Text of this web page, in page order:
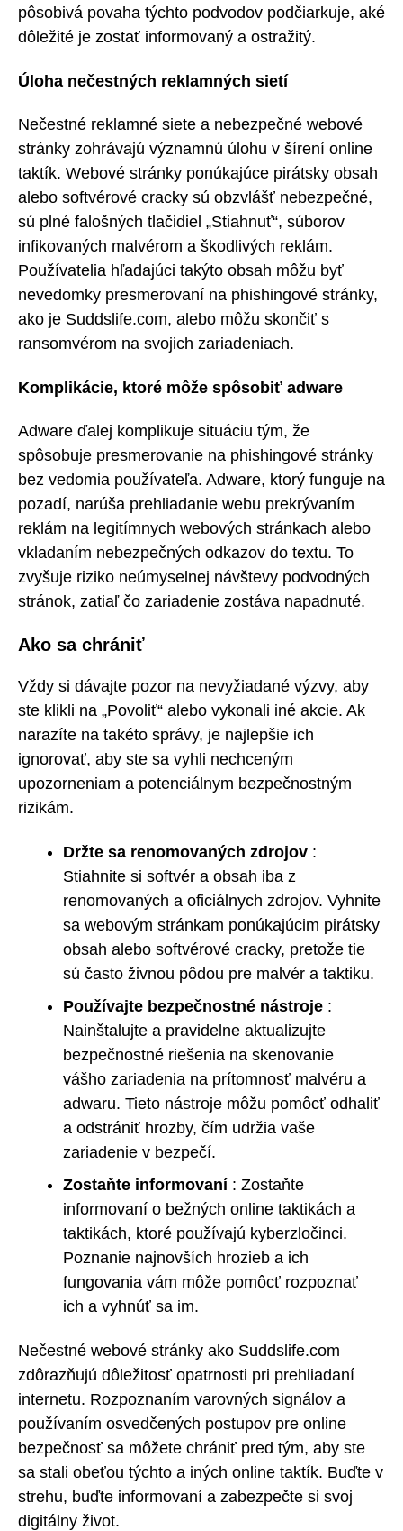
pôsobivá povaha týchto podvodov podčiarkuje, aké
dôležité je zostať informovaný a ostražitý.
Úloha nečestných reklamných sietí
Nečestné reklamné siete a nebezpečné webové
stránky zohrávajú významnú úlohu v šírení online
taktík. Webové stránky ponúkajúce pirátsky obsah
alebo softvérové cracky sú obzvlášť nebezpečné,
sú plné falošných tlačidiel „Stiahnuť“, súborov
infikovaných malvérom a škodlivých reklám.
Používatelia hľadajúci takýto obsah môžu byť
nevedomky presmerovaní na phishingové stránky,
ako je Suddslife.com, alebo môžu skončiť s
ransomvérom na svojich zariadeniach.
Komplikácie, ktoré môže spôsobiť adware
Adware ďalej komplikuje situáciu tým, že
spôsobuje presmerovanie na phishingové stránky
bez vedomia používateľa. Adware, ktorý funguje na
pozadí, narúša prehliadanie webu prekrývaním
reklám na legitímnych webových stránkach alebo
vkladaním nebezpečných odkazov do textu. To
zvyšuje riziko neúmyselnej návštevy podvodných
stránok, zatiaľ čo zariadenie zostáva napadnuté.
Ako sa chrániť
Vždy si dávajte pozor na nevyžiadané výzvy, aby
ste klikli na „Povoliť“ alebo vykonali iné akcie. Ak
narazíte na takéto správy, je najlepšie ich
ignorovať, aby ste sa vyhli nechceným
upozorneniam a potenciálnym bezpečnostným
rizikám.
Držte sa renomovaných zdrojov :
Stiahnite si softvér a obsah iba z
renomovaných a oficiálnych zdrojov. Vyhnite
sa webovým stránkam ponúkajúcim pirátsky
obsah alebo softvérové cracky, pretože tie
sú často živnou pôdou pre malvér a taktiku.
Používajte bezpečnostné nástroje :
Nainštalujte a pravidelne aktualizujte
bezpečnostné riešenia na skenovanie
vášho zariadenia na prítomnosť malvéru a
adwaru. Tieto nástroje môžu pomôcť odhaliť
a odstrániť hrozby, čím udržia vaše
zariadenie v bezpečí.
Zostaňte informovaní : Zostaňte
informovaní o bežných online taktikách a
taktikách, ktoré používajú kyberzločinci.
Poznanie najnovších hrozieb a ich
fungovania vám môže pomôcť rozpoznať
ich a vyhnúť sa im.
Nečestné webové stránky ako Suddslife.com
zdôrazňujú dôležitosť opatrnosti pri prehliadaní
internetu. Rozpoznaním varovných signálov a
používaním osvedčených postupov pre online
bezpečnosť sa môžete chrániť pred tým, aby ste
sa stali obeťou týchto a iných online taktík. Buďte v
strehu, buďte informovaní a zabezpečte si svoj
digitálny život.